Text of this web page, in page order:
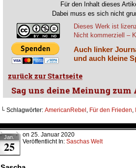
Für den Inhalt dieses
Dabei muss es sich nicht
Dieses Werk ist
Nicht kommerziell –
Auch linker
und auch kleine
└ Schlagwörter: AmericanRebel , Für den Frieden,
Jan.
25
on 25. Januar 2020
Veröffentlicht In: Saschas Welt